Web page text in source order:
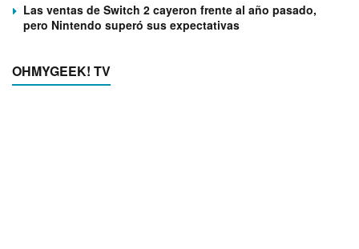
Las ventas de Switch 2 cayeron frente al año pasado,
pero Nintendo superó sus expectativas
OHMYGEEK! TV